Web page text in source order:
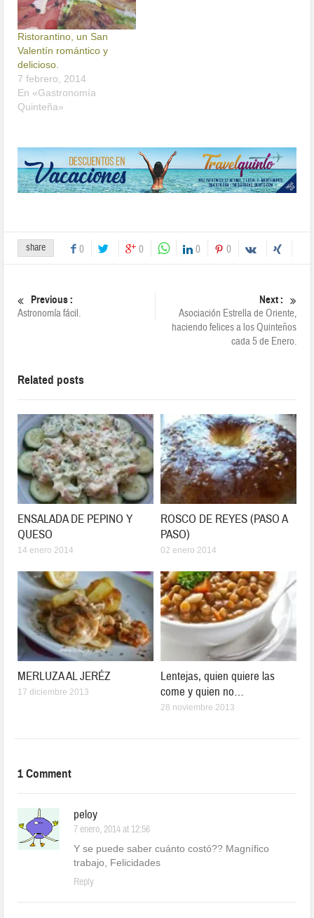
Ristorantino, un San
Valentín romántico y
delicioso.
7 febrero, 2014
En «Gastronomía
Quinteña»
share 0 0 0 0
Previous :
Astronomía fácil.
Next :
Asociación Estrella de Oriente,
haciendo felices a los Quinteños
cada 5 de Enero.
Related posts
ENSALADA DE PEPINO Y
QUESO
14 enero 2014
ROSCO DE REYES (PASO A
PASO)
02 enero 2014
MERLUZA AL JERÉZ
17 diciembre 2013
Lentejas, quien quiere las
come y quien no…
28 noviembre 2013
1 Comment
peloy
7 enero, 2014 at 12:56
Y se puede saber cuánto costó?? Magnífico
trabajo, Felicidades
Reply